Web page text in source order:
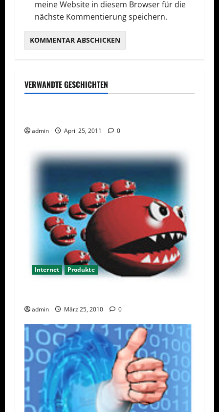
meine Website in diesem Browser für die
nächste Kommentierung speichern.
VERWANDTE GESCHICHTEN
ACHTUNG! Internet Pressemitteilungen
admin April 25, 2011 0
Internet Produkte
admin März 25, 2010 0